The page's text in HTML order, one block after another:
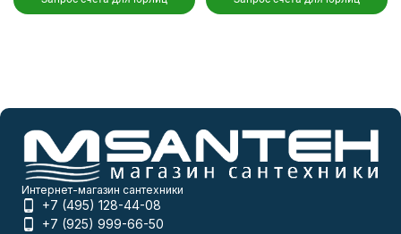
Интернет-магазин сантехники
+7 (495) 128-44-08
+7 (925) 999-66-50